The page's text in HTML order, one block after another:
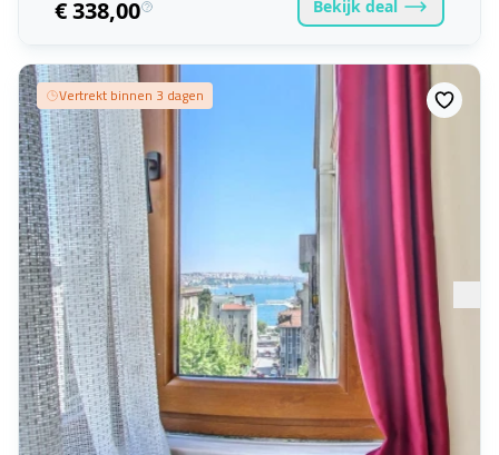
€ 338,00 Bekijk deal
Vertrekt binnen 3 dagen